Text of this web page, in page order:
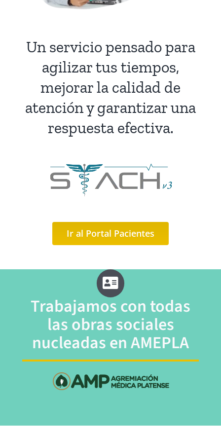
Un servicio pensado para
agilizar tus tiempos,
mejorar la calidad de
atención y garantizar una
respuesta efectiva.
Ir al Portal Pacientes
Trabajamos con todas
lasobras sociales
nucleadas enAMEPLA